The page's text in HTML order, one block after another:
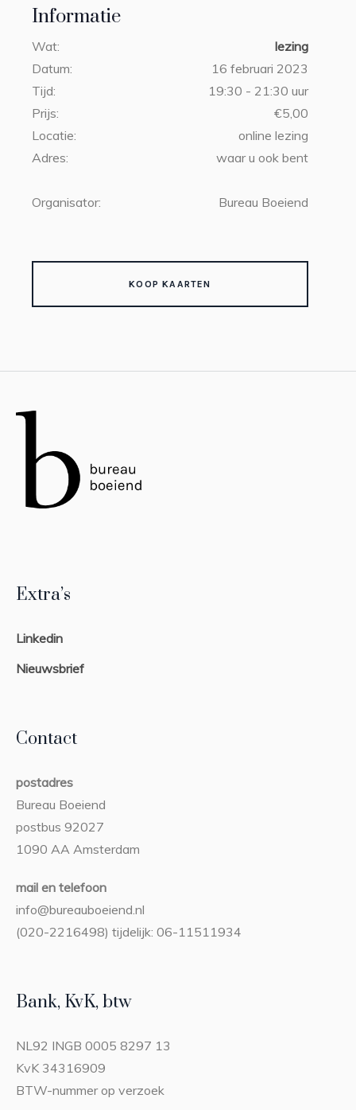
Informatie
Wat:
lezing
Datum:
16 februari 2023
Tijd:
19:30 - 21:30 uur
Prijs:
€5,00
Locatie:
online lezing
Adres:
waar u ook bent
Organisator: Bureau Boeiend
KOOP KAARTEN
Extra’s
Linkedin
Nieuwsbrief
Contact
postadres
Bureau Boeiend
postbus 92027
1090 AA Amsterdam
mail en telefoon
info@bureauboeiend.nl
(020-2216498) tijdelijk: 06-11511934
Bank, KvK, btw
NL92 INGB 0005 8297 13
KvK 34316909
BTW-nummer op verzoek